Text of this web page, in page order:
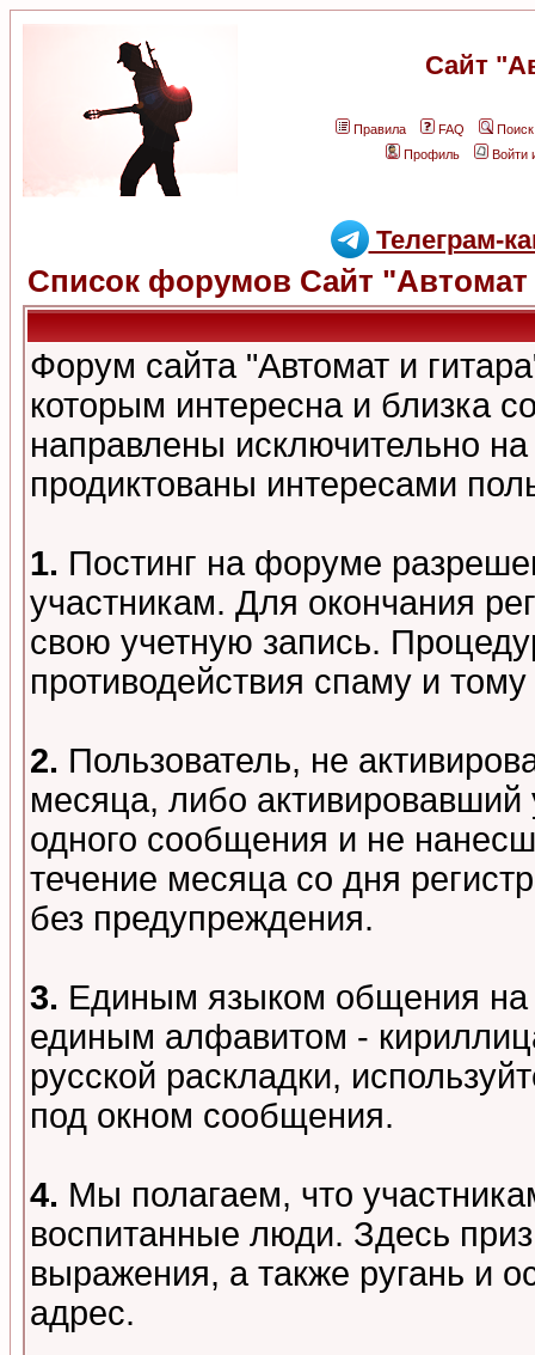
Сайт
Правила FAQ
Поиск
Профиль
Войти
Телеграм-
Список форумов Сайт "Автомат
Форум сайта "Автомат и
которым интересна и близка
направлены исключительно
продиктованы интересами
1. Постинг на форуме
участникам. Для окончания
свою учетную запись.
противодействия спаму и
2. Пользователь, не
месяца, либо
одного сообщения и не
течение месяца со дня
без предупреждения.
3. Единым языком общения на
единым алфавитом -
русской раскладки,
под окном сообщения.
4. Мы полагаем, что
воспитанные люди. Здесь
выражения, а также ругань и
адрес.